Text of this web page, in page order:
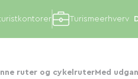
ruter og cykelruterMed
Turismeerhverv